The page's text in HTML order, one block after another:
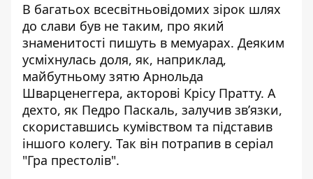
В багатьох всесвітньовідомих зірок шлях
до слави був не таким, про який
знаменитості пишуть в мемуарах. Деяким
усміхнулась доля, як, наприклад,
майбутньому зятю Арнольда
Шварценеггера, акторові Крісу Пратту. А
дехто, як Педро Паскаль, залучив зв’язки,
скориставшись кумівством та підставив
іншого колегу. Так він потрапив в серіал
"Гра престолів".